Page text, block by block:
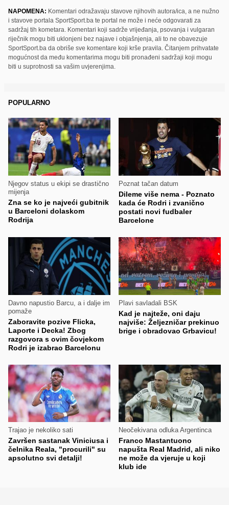
NAPOMENA: Komentari odražavaju stavove njihovih autora/ica, a ne nužno
i stavove portala SportSport.ba te portal ne može i neće odgovarati za
sadržaj tih kometara. Komentari koji sadrže vrijeđanja, psovanja i vulgaran
riječnik mogu biti uklonjeni bez najave i objašnjenja, ali to ne obavezuje
SportSport.ba da obriše sve komentare koji krše pravila. Čitanjem prihvatate
mogućnost da među komentarima mogu biti pronađeni sadržaji koji mogu
biti u suprotnosti sa vašim uvjerenjima.
POPULARNO
Njegov status u ekipi se drastično
mijenja
Zna se ko je najveći gubitnik
u Barceloni dolaskom
Rodrija
Poznat tačan datum
Dileme više nema - Poznato
kada će Rodri i zvanično
postati novi fudbaler
Barcelone
Davno napustio Barcu, a i dalje im
pomaže
Zaboravite pozive Flicka,
Laporte i Decka! Zbog
razgovora s ovim čovjekom
Rodri je izabrao Barcelonu
Plavi savladali BSK
Kad je najteže, oni daju
najviše: Željezničar prekinuo
brige i obradovao Grbavicu!
Trajao je nekoliko sati
Završen sastanak Viniciusa i
čelnika Reala, "procurili" su
apsolutno svi detalji!
Neočekivana odluka Argentinca
Franco Mastantuono
napušta Real Madrid, ali niko
ne može da vjeruje u koji
klub ide